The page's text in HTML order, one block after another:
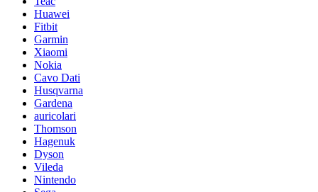
Huawei
Fitbit
Garmin
Xiaomi
Nokia
Cavo Dati
Husqvarna
Gardena
auricolari
Thomson
Hagenuk
Dyson
Vileda
Nintendo